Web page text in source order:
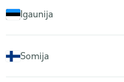
Igaunija
Somija